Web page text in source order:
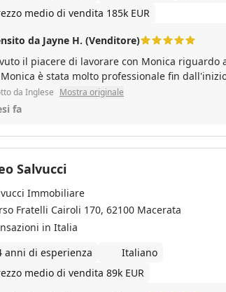
medio di vendita 185k EUR
da Jayne H. (Venditore)
il piacere di lavorare con Monica
Monica è stata molto professionale fin
lavorando con lei su un secondo progetto.
da Inglese Mostra originale
fa
Matteo Salvucci
Immobiliare
Fratelli Cairoli 170, 62100 Macerata
in Italia
anni di esperienza
Italiano
medio di vendita 89k EUR